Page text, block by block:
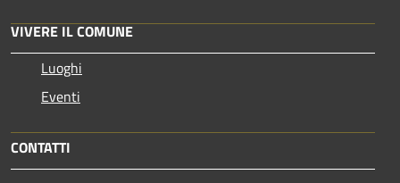
VIVERE IL COMUNE
Luoghi
Eventi
CONTATTI